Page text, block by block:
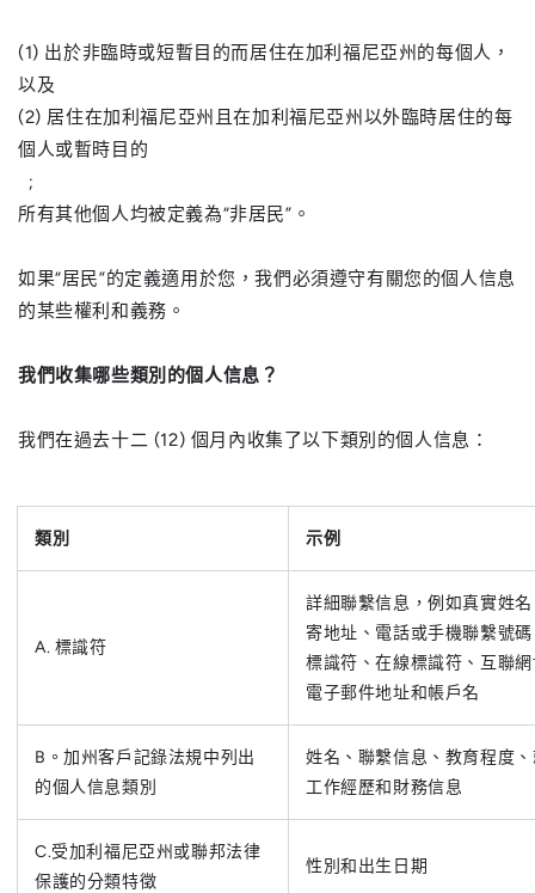
(1) 出於非臨時或短暫目的而居住在加利福尼亞州的每個人，
以及
(2) 居住在加利福尼亞州且在加利福尼亞州以外臨時居住的每
個人或暫時目的
;
所有其他個人均被定義為“非居民”。
如果“居民”的定義適用於您，我們必須遵守有關您的個人信息
的某些權利和義務。
我們收集哪些類別的個人信息？
我們在過去十二 (12) 個月內收集了以下類別的個人信息：
類別 示例
A. 標識符
詳細聯繫信息，例如真實姓
寄地址、電話或手機聯繫號
標識符、在線標識符、互聯
電子郵件地址和帳戶名
B。加州客戶記錄法規中列出
的個人信息類別
姓名、聯繫信息、教育程度
工作經歷和財務信息
C.受加利福尼亞州或聯邦法律
保護的分類特徵
性別和出生日期